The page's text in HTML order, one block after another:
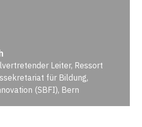
Leiter, Ressort
für Bildung,
(SBFI), Bern